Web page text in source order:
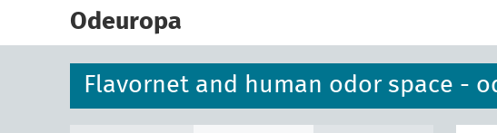
Odeuropa
Flavornet and human odor space -